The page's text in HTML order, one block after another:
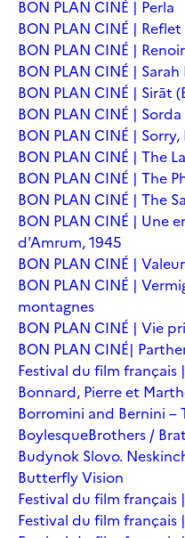
BON PLAN CINÉ | Perla
BON PLAN CINÉ |
BON PLAN CINÉ | Renoir
BON PLAN CINÉ |
BON PLAN CINÉ | Sirāt
BON PLAN CINÉ |
BON PLAN CINÉ |
BON PLAN CINÉ | The
BON PLAN CINÉ | The
BON PLAN CINÉ | The
BON PLAN CINÉ | Une
d'Amrum, 1945
BON PLAN CINÉ |
BON PLAN CINÉ |
montagnes
BON PLAN CINÉ | Vie
BON PLAN CINÉ|
Festival du film français
Bonnard, Pierre et
Borromini and Bernini –
BoylesqueBrothers /
Budynok Slovo.
Butterfly Vision
Festival du film français
Festival du film français